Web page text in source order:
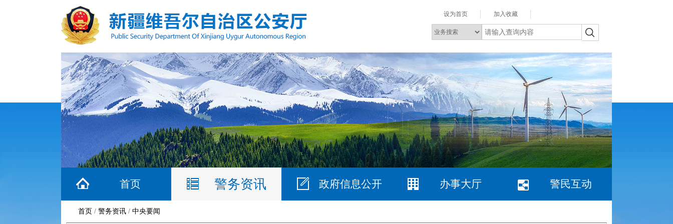
设为首页 加入收藏
首页 警务资讯 政府信息公开 办事大厅 警民互动
首页 / 警务资讯 / 中央要闻